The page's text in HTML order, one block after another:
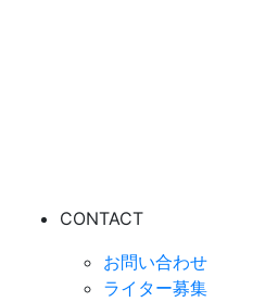
CONTACT
お問い合わせ
ライター募集